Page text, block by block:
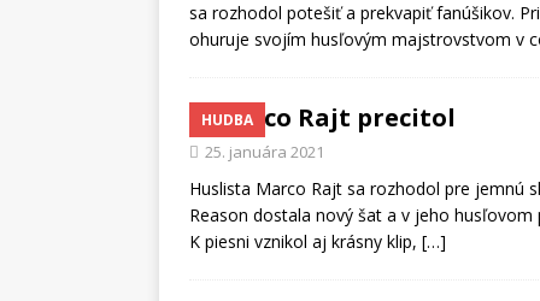
sa rozhodol potešiť a prekvapiť fanúšikov.
ohuruje svojím husľovým majstrovstvom v
HUDBA
Marco Rajt precitol
25. januára 2021
Huslista Marco Rajt sa rozhodol pre jemnú
Reason dostala nový šat a v jeho
K piesni vznikol aj krásny klip, […]